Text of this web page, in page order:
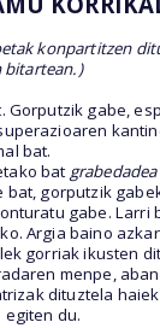
konpartitzen
bitartean.)
Gorputzik gabe,
bat.
bat grabedadea
gorputzik
gabe. Larri
Argia baino
gorriak ikusten
menpe,
dituztela
du.